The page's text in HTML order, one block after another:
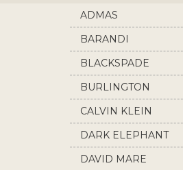
ADMAS
BARANDI
BLACKSPADE
BURLINGTON
CALVIN KLEIN
DARK ELEPHANT
DAVID MARE